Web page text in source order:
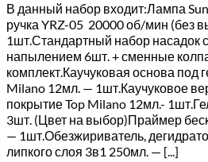
В данный набор входит:Лампа
ручка YRZ-05 20000 об/мин (без
1шт.Стандартный набор насадок
напылением 6шт. + сменные
комплект.Каучуковая основа под
Milano 12мл. — 1шт.Каучуковое
покрытие Top Milano 12мл.-
3шт. (Цвет на выбор)Праймер
— 1шт.Обезжириватель,
липкого слоя 3в1 250мл. — [...]